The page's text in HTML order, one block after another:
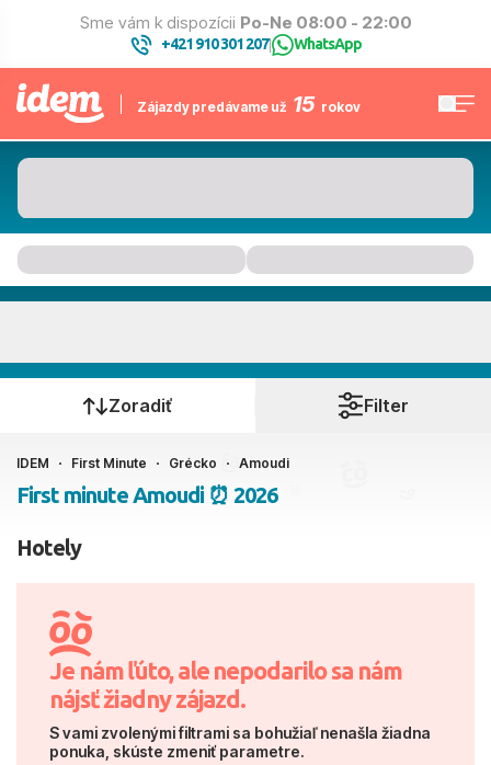
Sme vám k dispozícii Po-Ne 08:00 - 22:00
+421 910 301 207| WhatsApp
Zájazdy predávame už 15 rokov
Kedy cestujete?
Ako cestujete?
2 dospelí, 0 deti
Zoradiť Filter
IDEM First Minute Grécko Amoudi
First minute Amoudi ⏰ 2026
Hotely
Je nám ľúto, ale nepodarilo sa nám
nájsť žiadny zájazd.
S vami zvolenými filtrami sa bohužiaľ nenašla žiadna
ponuka, skúste zmeniť parametre.